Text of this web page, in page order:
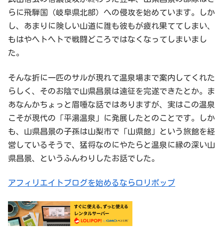
らに飛騨国（岐阜県北部）への侵攻を始めています。しか
し、あまりに険しい山道に誰も彼もが疲れ果ててしまい、
もはやヘトヘトで戦闘どころではなくなってしまいまし
た。
そんな折に一匹のサルが現れて温泉場まで案内してくれた
らしく、そのお陰で山県昌景は遠征を完遂できたとか。ま
あなんかちょっと眉唾な話ではありますが、実はこの温泉
こそが現代の「平湯温泉」に発展したとのことです。しか
も、山県昌景の子孫は山梨市で「山県館」という旅館を経
営しているそうで、猛将なのにやたらと温泉に縁の深い山
県昌景、というふんわりしたお話でした。
アフィリエイトブログを始めるならロリポップ